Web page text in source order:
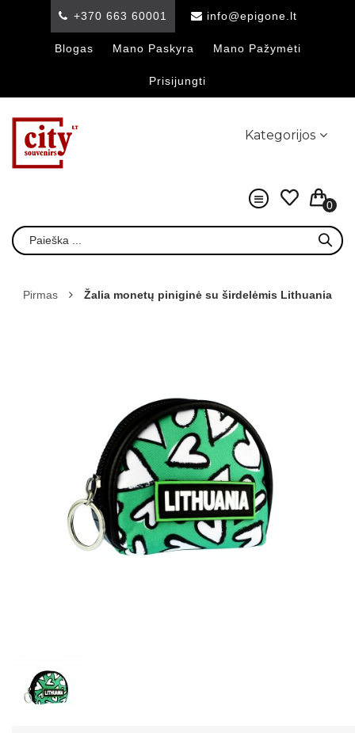
+370 663 60001 info@epigone.lt
Blogas Mano Paskyra Mano Pažymėti
Prisijungti
Kategorijos
0
Pirmas Žalia monetų piniginė su širdelėmis Lithuania